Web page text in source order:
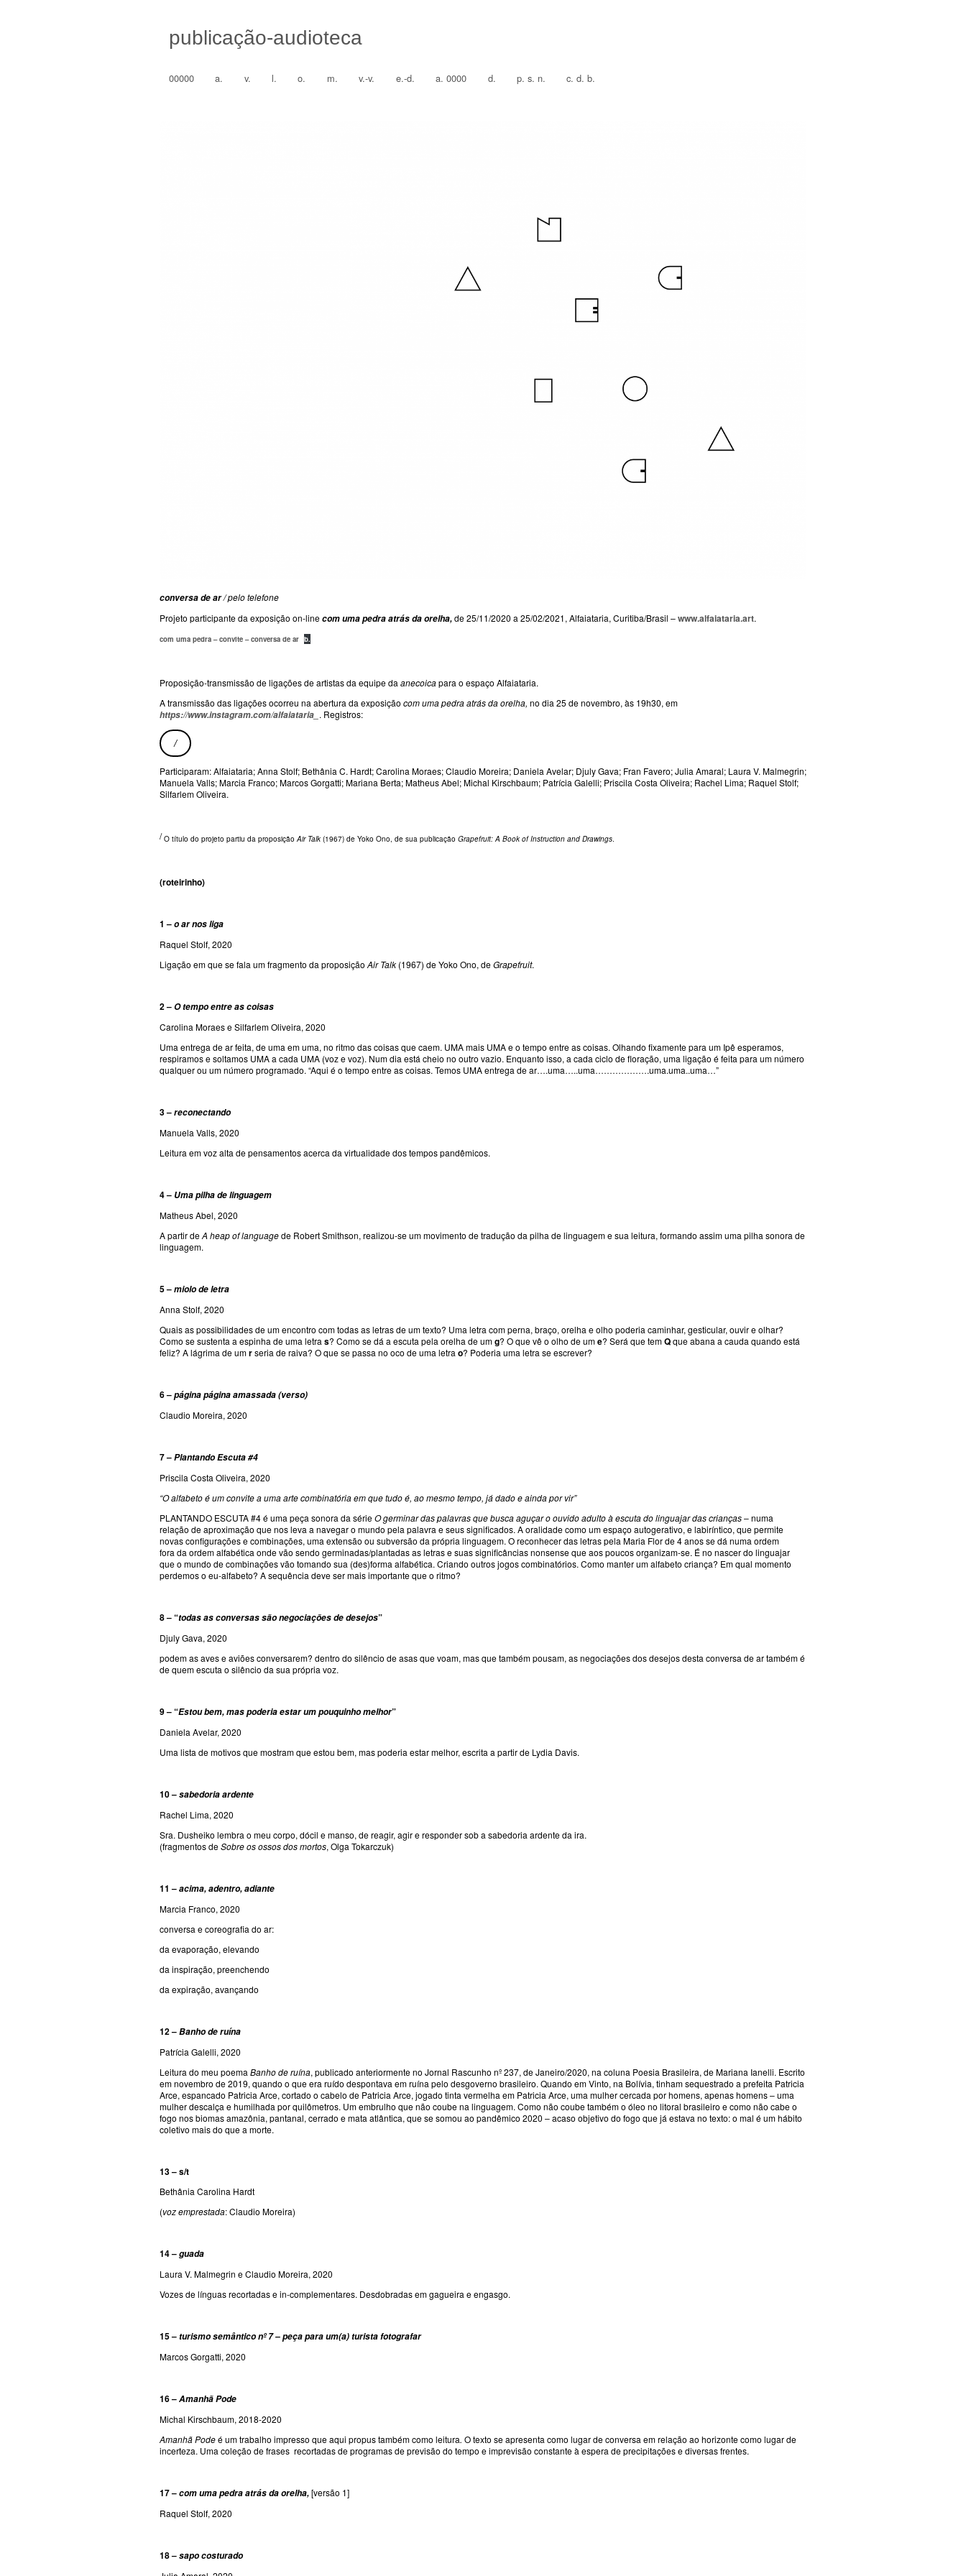
publicação-audioteca
00000 a. v. l. o. m. v.-v. e.-d. a. 0000 d. p. s. n. c. d. b.
conversa de ar/ pelo telefone
Projeto participante da exposição on-linecom uma pedra atrás da orelha,de 25/11/2020 a 25/02/2021, Alfaiataria, Curitiba/Brasil –www.alfaiataria.art.
com uma pedra – convite – conversa de ar b.
Proposição-transmissão de ligações de artistas da equipe da anecoicapara o espaço Alfaiataria.
A transmissão das ligações ocorreu na abertura da exposição com uma pedra atrás da orelha, no dia 25 de novembro, às 19h30, em
https://www.instagram.com/alfaiataria_ . Registros:
/
Participaram: Alfaiataria; Anna Stolf; Bethânia C. Hardt; Carolina Moraes; Claudio Moreira; Daniela Avelar; Djuly Gava; Fran Favero; Julia Amaral; Laura V. Malmegrin;
Manuela Valls; Marcia Franco; Marcos Gorgatti; Mariana Berta; Matheus Abel; Michal Kirschbaum; Patrícia Galelli; Priscila Costa Oliveira; Rachel Lima; Raquel Stolf;
Silfarlem Oliveira.
/O título do projeto partiu da proposiçãoAir Talk (1967) de Yoko Ono, de sua publicação Grapefruit: A Book of Instruction and Drawings.
(roteirinho)
1 –o ar nos liga
Raquel Stolf, 2020
Ligação em que se fala um fragmento da proposição Air Talk (1967) de Yoko Ono, deGrapefruit.
2 –O tempo entre as coisas
Carolina Moraes e Silfarlem Oliveira, 2020
Uma entrega de ar feita, de uma em uma, no ritmo das coisas que caem. UMA mais UMA e o tempo entre as coisas. Olhando fixamente para um Ipê esperamos,
respiramos e soltamos UMA a cada UMA (voz e voz). Num dia está cheio no outro vazio. Enquanto isso, a cada ciclo de floração, uma ligação é feita para um número
qualquer ou um número programado. “Aqui é o tempo entre as coisas. Temos UMA entrega de ar….uma…..uma……………….uma.uma..uma…”
3 –reconectando
Manuela Valls, 2020
Leitura em voz alta de pensamentos acerca da virtualidade dos tempos pandêmicos.
4 – Uma pilha de linguagem
Matheus Abel, 2020
A partir deA heap of languagede Robert Smithson, realizou-se um movimento de tradução da pilha de linguagem e sua leitura, formando assim uma pilha sonora de
linguagem.
5 –miolo de letra
Anna Stolf, 2020
Quais as possibilidades de um encontro com todas as letras de um texto? Uma letra com perna, braço, orelha e olho poderia caminhar, gesticular, ouvir e olhar?
Como se sustenta a espinha de uma letra s? Como se dá a escuta pela orelha de umg? O que vê o olho de ume? Será que temQque abana a cauda quando está
feliz? A lágrima de umrseria de raiva? O que se passa no oco de uma letra o? Poderia uma letra se escrever?
6 –página página amassada (verso)
Claudio Moreira, 2020
7 –Plantando Escuta #4
Priscila Costa Oliveira, 2020
“O alfabeto é um convite a uma arte combinatória em que tudo é, ao mesmo tempo, já dado e ainda por vir”
PLANTANDO ESCUTA #4 é uma peça sonora da sérieO germinar das palavras que busca aguçar o ouvido adulto à escuta do linguajar das crianças– numa
relação de aproximação que nos leva a navegar o mundo pela palavra e seus significados. A oralidade como um espaço autogerativo, e labiríntico, que permite
novas configurações e combinações, uma extensão ou subversão da própria linguagem. O reconhecer das letras pela Maria Flor de 4 anos se dá numa ordem
fora da ordem alfabética onde vão sendo germinadas/plantadas as letras e suas significâncias nonsense que aos poucos organizam-se. É no nascer do linguajar
que o mundo de combinações vão tomando sua (des)forma alfabética. Criando outros jogos combinatórios. Como manter um alfabeto criança? Em qual momento
perdemos o eu-alfabeto? A sequência deve ser mais importante que o ritmo?
8 – “todas as conversas são negociações de desejos”
Djuly Gava, 2020
podem as aves e aviões conversarem? dentro do silêncio de asas que voam, mas que também pousam, as negociações dos desejos desta conversa de ar também é
de quem escuta o silêncio da sua própria voz.
9 – “Estou bem, mas poderia estar um pouquinho melhor”
Daniela Avelar, 2020
Uma lista de motivos que mostram que estou bem, mas poderia estar melhor, escrita a partir de Lydia Davis.
10 –sabedoria ardente
Rachel Lima, 2020
Sra. Dusheiko lembra o meu corpo, dócil e manso, de reagir, agir e responder sob a sabedoria ardente da ira.
(fragmentos deSobre os ossos dos mortos, Olga Tokarczuk)
11 –acima, adentro, adiante
Marcia Franco, 2020
conversa e coreografia do ar:
da evaporação, elevando
da inspiração, preenchendo
da expiração, avançando
12 –Banho de ruína
Patrícia Galelli, 2020
Leitura do meu poema Banho de ruína, publicado anteriormente no Jornal Rascunho nº 237, de Janeiro/2020, na coluna Poesia Brasileira, de Mariana Ianelli. Escrito
em novembro de 2019, quando o que era ruído despontava em ruína pelo desgoverno brasileiro. Quando em Vinto, na Bolívia, tinham sequestrado a prefeita Patricia
Arce, espancado Patricia Arce, cortado o cabelo de Patricia Arce, jogado tinta vermelha em Patricia Arce, uma mulher cercada por homens, apenas homens – uma
mulher descalça e humilhada por quilômetros. Um embrulho que não coube na linguagem. Como não coube também o óleo no litoral brasileiro e como não cabe o
fogo nos biomas amazônia, pantanal, cerrado e mata atlântica, que se somou ao pandêmico 2020 – acaso objetivo do fogo que já estava no texto: o mal é um hábito
coletivo mais do que a morte.
13 – s/t
Bethânia Carolina Hardt
(voz emprestada: Claudio Moreira)
14 –guada
Laura V. Malmegrin e Claudio Moreira, 2020
Vozes de línguas recortadas e in-complementares. Desdobradas em gagueira e engasgo.
15 –turismo semântico nº 7 – peça para um(a) turista fotografar
Marcos Gorgatti, 2020
16 –Amanhã Pode
Michal Kirschbaum, 2018-2020
Amanhã Podeé um trabalho impresso que aqui propus também como leitura. O texto se apresenta como lugar de conversa em relação ao horizonte como lugar de
incerteza. Uma coleção de frases recortadas de programas de previsão do tempo e imprevisão constante à espera de precipitações e diversas frentes.
17 –com uma pedra atrás da orelha,[versão 1]
Raquel Stolf, 2020
18 –sapo costurado